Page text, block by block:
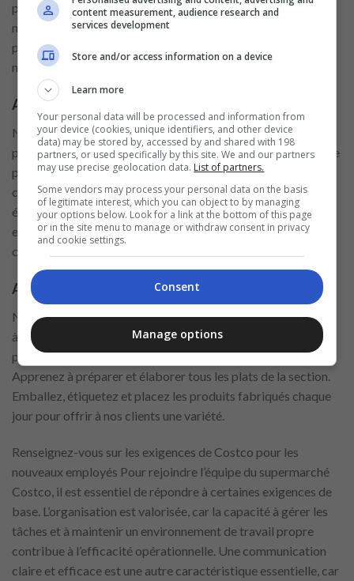
poste Apprenez à connaître le produit, chargez et placez la
marchandise au point de vente, et assurez la fraîcheur des
produits de la section pour offrir une expérience d’achat
magnifique.
Assistant boulangerie et pâtisserie
Nous recherchons les meilleurs assistants en boulangerie et
pâtisserie ! Des personnes qui veulent prendre soin de chaque
pâte et de chaque gâteau pour répondre aux besoins des
clients. Description du poste Apprenez à préparer, cuire et
élaborer tous les produits de la section. Emballez, étiquetez
et placez les produits fabriqués chaque jour pour offrir à nos
clients une variété attrayante de produits.
Assistant au comptoir prêt-à-manger
Nous recherchons les meilleurs assistants au comptoir prêt-
à-manger ! Des personnes qui veulent prendre soin des plats
pour répondre aux besoins des clients. Description du poste
Apprenez à préparer et élaborer tous les plats de la section.
Emballez, étiquetez et placez les produits fabriqués chaque
jour pour offrir à nos clients une variété.
Renseignez-vous sur les exigences de Costco pour les
nouveaux employés Pour rejoindre l’équipe du supermarché
Costco, il est essentiel de répondre à certaines exigences de
base. L’organisation est valorisée, car la capacité à gérer les
tâches et à maintenir un environnement de travail propre
contribue à l’efficacité opérationnelle. Une communication
claire et efficace est une autre caractéristique essentielle, car
content measurement, audience research and
services development
Store and/or access information on a device
Learn more
Your personal data will be processed and information from
your device (cookies, unique identifiers, and other device
data) may be stored by, accessed by and shared with 198
partners, or used specifically by this site. We and our partners
may use precise geolocation data. List of partners.
Some vendors may process your personal data on the basis
of legitimate interest, which you can object to by managing
your options below. Look for a link at the bottom of this page
or in the site menu to manage or withdraw consent in privacy
and cookie settings.
Consent
Manage options